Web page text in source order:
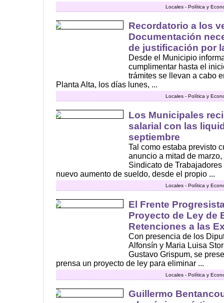
Locales - Política y
Recordatorio a los
Documentación
de justificación por
Desde el Municipio
cumplimentar hasta el
trámites se llevan a cabo
Planta Alta, los días lunes, ...
Locales - Política y
Los Municipales
salarial con las
septiembre
Tal como estaba previsto
anuncio a mitad de
Sindicato de
nuevo aumento de sueldo, desde el propio ...
Locales - Política y
El Frente
Proyecto de Ley de
Retenciones a las
Con presencia de los
Alfonsín y Maria Luisa
Gustavo Grispum, se
prensa un proyecto de ley para eliminar ...
Locales - Política y
Guillermo